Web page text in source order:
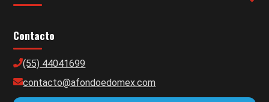
Contacto
(55) 44041699
contacto@afondoedomex.com